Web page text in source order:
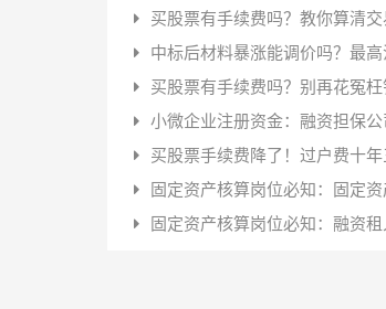
买股票有手续费吗？教你算清
中标后材料暴涨能调价吗？最
买股票有手续费吗？别再花冤
小微企业注册资金：融资担保
买股票手续费降了！过户费十年
固定资产核算岗位必知：固定
固定资产核算岗位必知：融资